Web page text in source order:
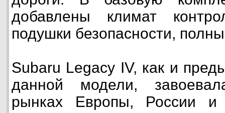
добавлены климат
подушки безопасности,
Subaru Legacy IV, как и
данной модели,
рынках Европы, России и